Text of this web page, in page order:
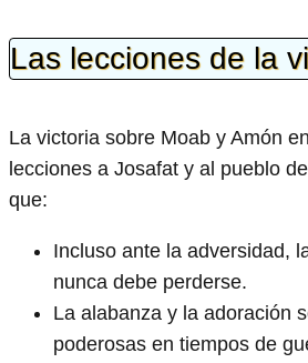
Las lecciones de la
La victoria sobre Moab y Amón
lecciones a Josafat y al pueblo
que:
Incluso ante la adversidad,
nunca debe perderse.
La alabanza y la adoración
poderosas en tiempos de